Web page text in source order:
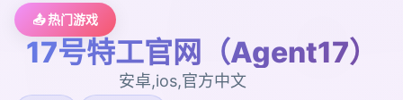
📤 热门游戏
17号特工官网（Agent17）
安卓,ios,官方中文